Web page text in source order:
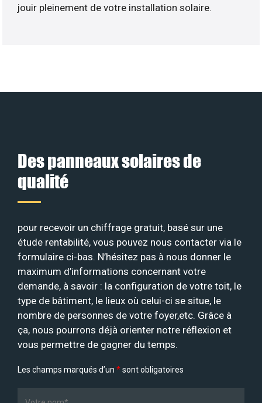
jouir pleinement de votre installation solaire.
Des panneaux solaires de
qualité
pour recevoir un chiffrage gratuit, basé sur une
étude rentabilité, vous pouvez nous contacter via le
formulaire ci-bas. N’hésitez pas à nous donner le
maximum d’informations concernant votre
demande, à savoir : la configuration de votre toit, le
type de bâtiment, le lieux où celui-ci se situe, le
nombre de personnes de votre foyer,etc. Grâce à
ça, nous pourrons déjà orienter notre réflexion et
vous permettre de gagner du temps.
Les champs marqués d’un *sont obligatoires